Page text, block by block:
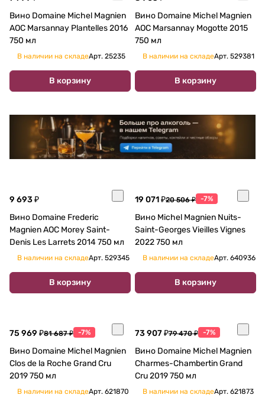
Вино Domaine Michel Magnien
АОС Marsannay Plantelles 2016
750 мл
В наличии на складеАрт. 25235
В корзину
Вино Domaine Michel Magnien
АОС Marsannay Mogotte 2015
750 мл
В наличии на складеАрт. 529381
В корзину
9 693 ₽
Вино Domaine Frederic
Magnien AOC Morey Saint-
Denis Les Larrets 2014 750 мл
В наличии на складеАрт. 529345
В корзину
19 071 ₽20 506 ₽ -7%
Вино Michel Magnien Nuits-
Saint-Georges Vieilles Vignes
2022 750 мл
В наличии на складеАрт. 640936
В корзину
75 969 ₽81 687 ₽ -7%
Вино Domaine Michel Magnien
Clos de la Roche Grand Cru
2019 750 мл
В наличии на складеАрт. 621870
73 907 ₽79 470 ₽ -7%
Вино Domaine Michel Magnien
Charmes-Chambertin Grand
Cru 2019 750 мл
В наличии на складеАрт. 621873